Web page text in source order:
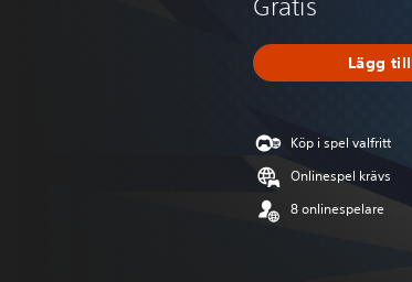
Gratis
Lägg
Köp i spel valfritt
Onlinespel krävs
8 onlinespelare